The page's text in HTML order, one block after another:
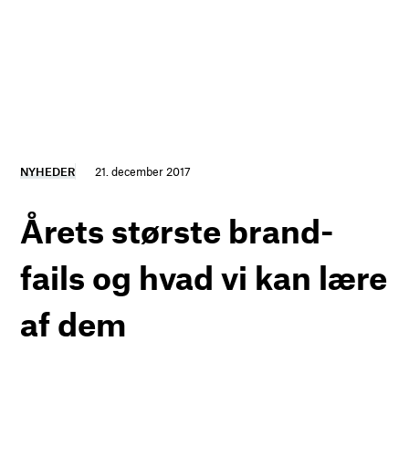
NYHEDER 21. december 2017
Årets største brand-
fails og hvad vi kan lære
af dem